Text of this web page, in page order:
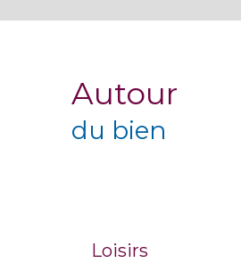
Autour
du bien
Loisirs